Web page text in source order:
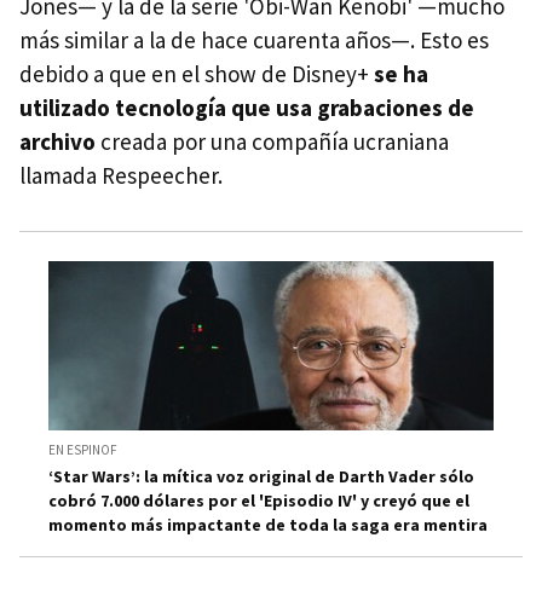
Jones— y la de la serie 'Obi-Wan Kenobi' —mucho
más similar a la de hace cuarenta años—. Esto es
debido a que en el show de Disney+ se ha
utilizado tecnología que usa grabaciones de
archivo creada por una compañía ucraniana
llamada Respeecher.
EN ESPINOF
‘Star Wars’: la mítica voz original de Darth Vader sólo
cobró 7.000 dólares por el 'Episodio IV' y creyó que el
momento más impactante de toda la saga era mentira